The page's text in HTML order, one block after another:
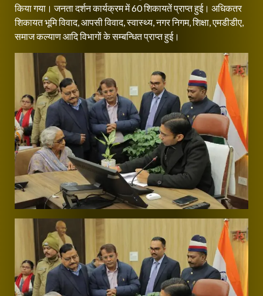
किया गया। जनता दर्शन कार्यक्रम में 60 शिकायतें प्राप्त हुई। अधिकतर
शिकायत भूमि विवाद, आपसी विवाद, स्वास्थ्य, नगर निगम, शिक्षा, एमडीडीए,
समाज कल्याण आदि विभागों के सम्बन्धित प्राप्त हुई।